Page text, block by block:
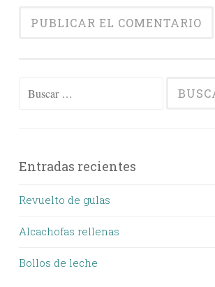
Buscar:
Entradas recientes
Revuelto de gulas
Alcachofas rellenas
Bollos de leche